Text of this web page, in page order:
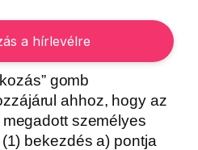
gomb
ahhoz, hogy az
személyes
bekezdés a) pontja